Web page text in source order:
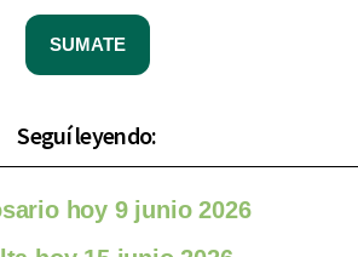
SUMATE
Seguí leyendo:
hoy 9 junio 2026